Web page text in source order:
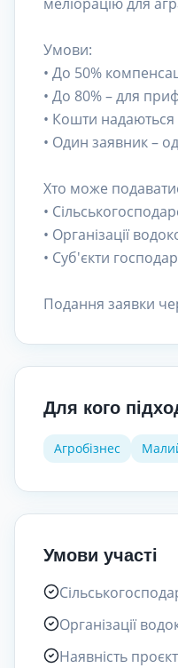
Умови:
• До 50%
• До 80% – для
• Кошти надаються
• Один заявник –
Хто може
•
• Організації
• Суб'єкти
Подання заявки
Для кого
Агробізнес
Умови участі
Організації
Наявність